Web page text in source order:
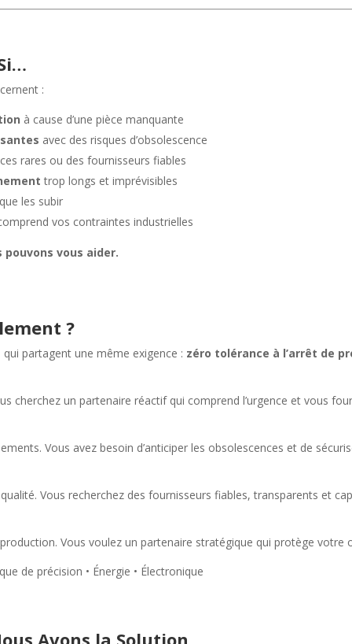
:
à cause d’une pièce manquante
avec des risques d’obsolescence
rares ou des fournisseurs fiables
trop longs et imprévisibles
les subir
vos contraintes industrielles
pouvons vous aider.
?
partagent une même exigence : zéro tolérance à l’arrêt de
cherchez un partenaire réactif qui comprend l’urgence et vous
Vous avez besoin d’anticiper les obsolescences et de
Vous recherchez des fournisseurs fiables, transparents et
Vous voulez un partenaire stratégique qui protège
de précision • Énergie • Électronique